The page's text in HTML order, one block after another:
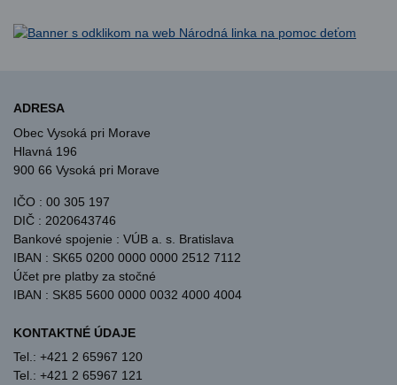
ADRESA
Obec Vysoká pri Morave
Hlavná 196
900 66 Vysoká pri Morave
IČO : 00 305 197
DIČ : 2020643746
Bankové spojenie : VÚB a. s. Bratislava
IBAN : SK65 0200 0000 0000 2512 7112
Účet pre platby za stočné
IBAN : SK85 5600 0000 0032 4000 4004
KONTAKTNÉ ÚDAJE
Tel.: +421 2 65967 120
Tel.: +421 2 65967 121